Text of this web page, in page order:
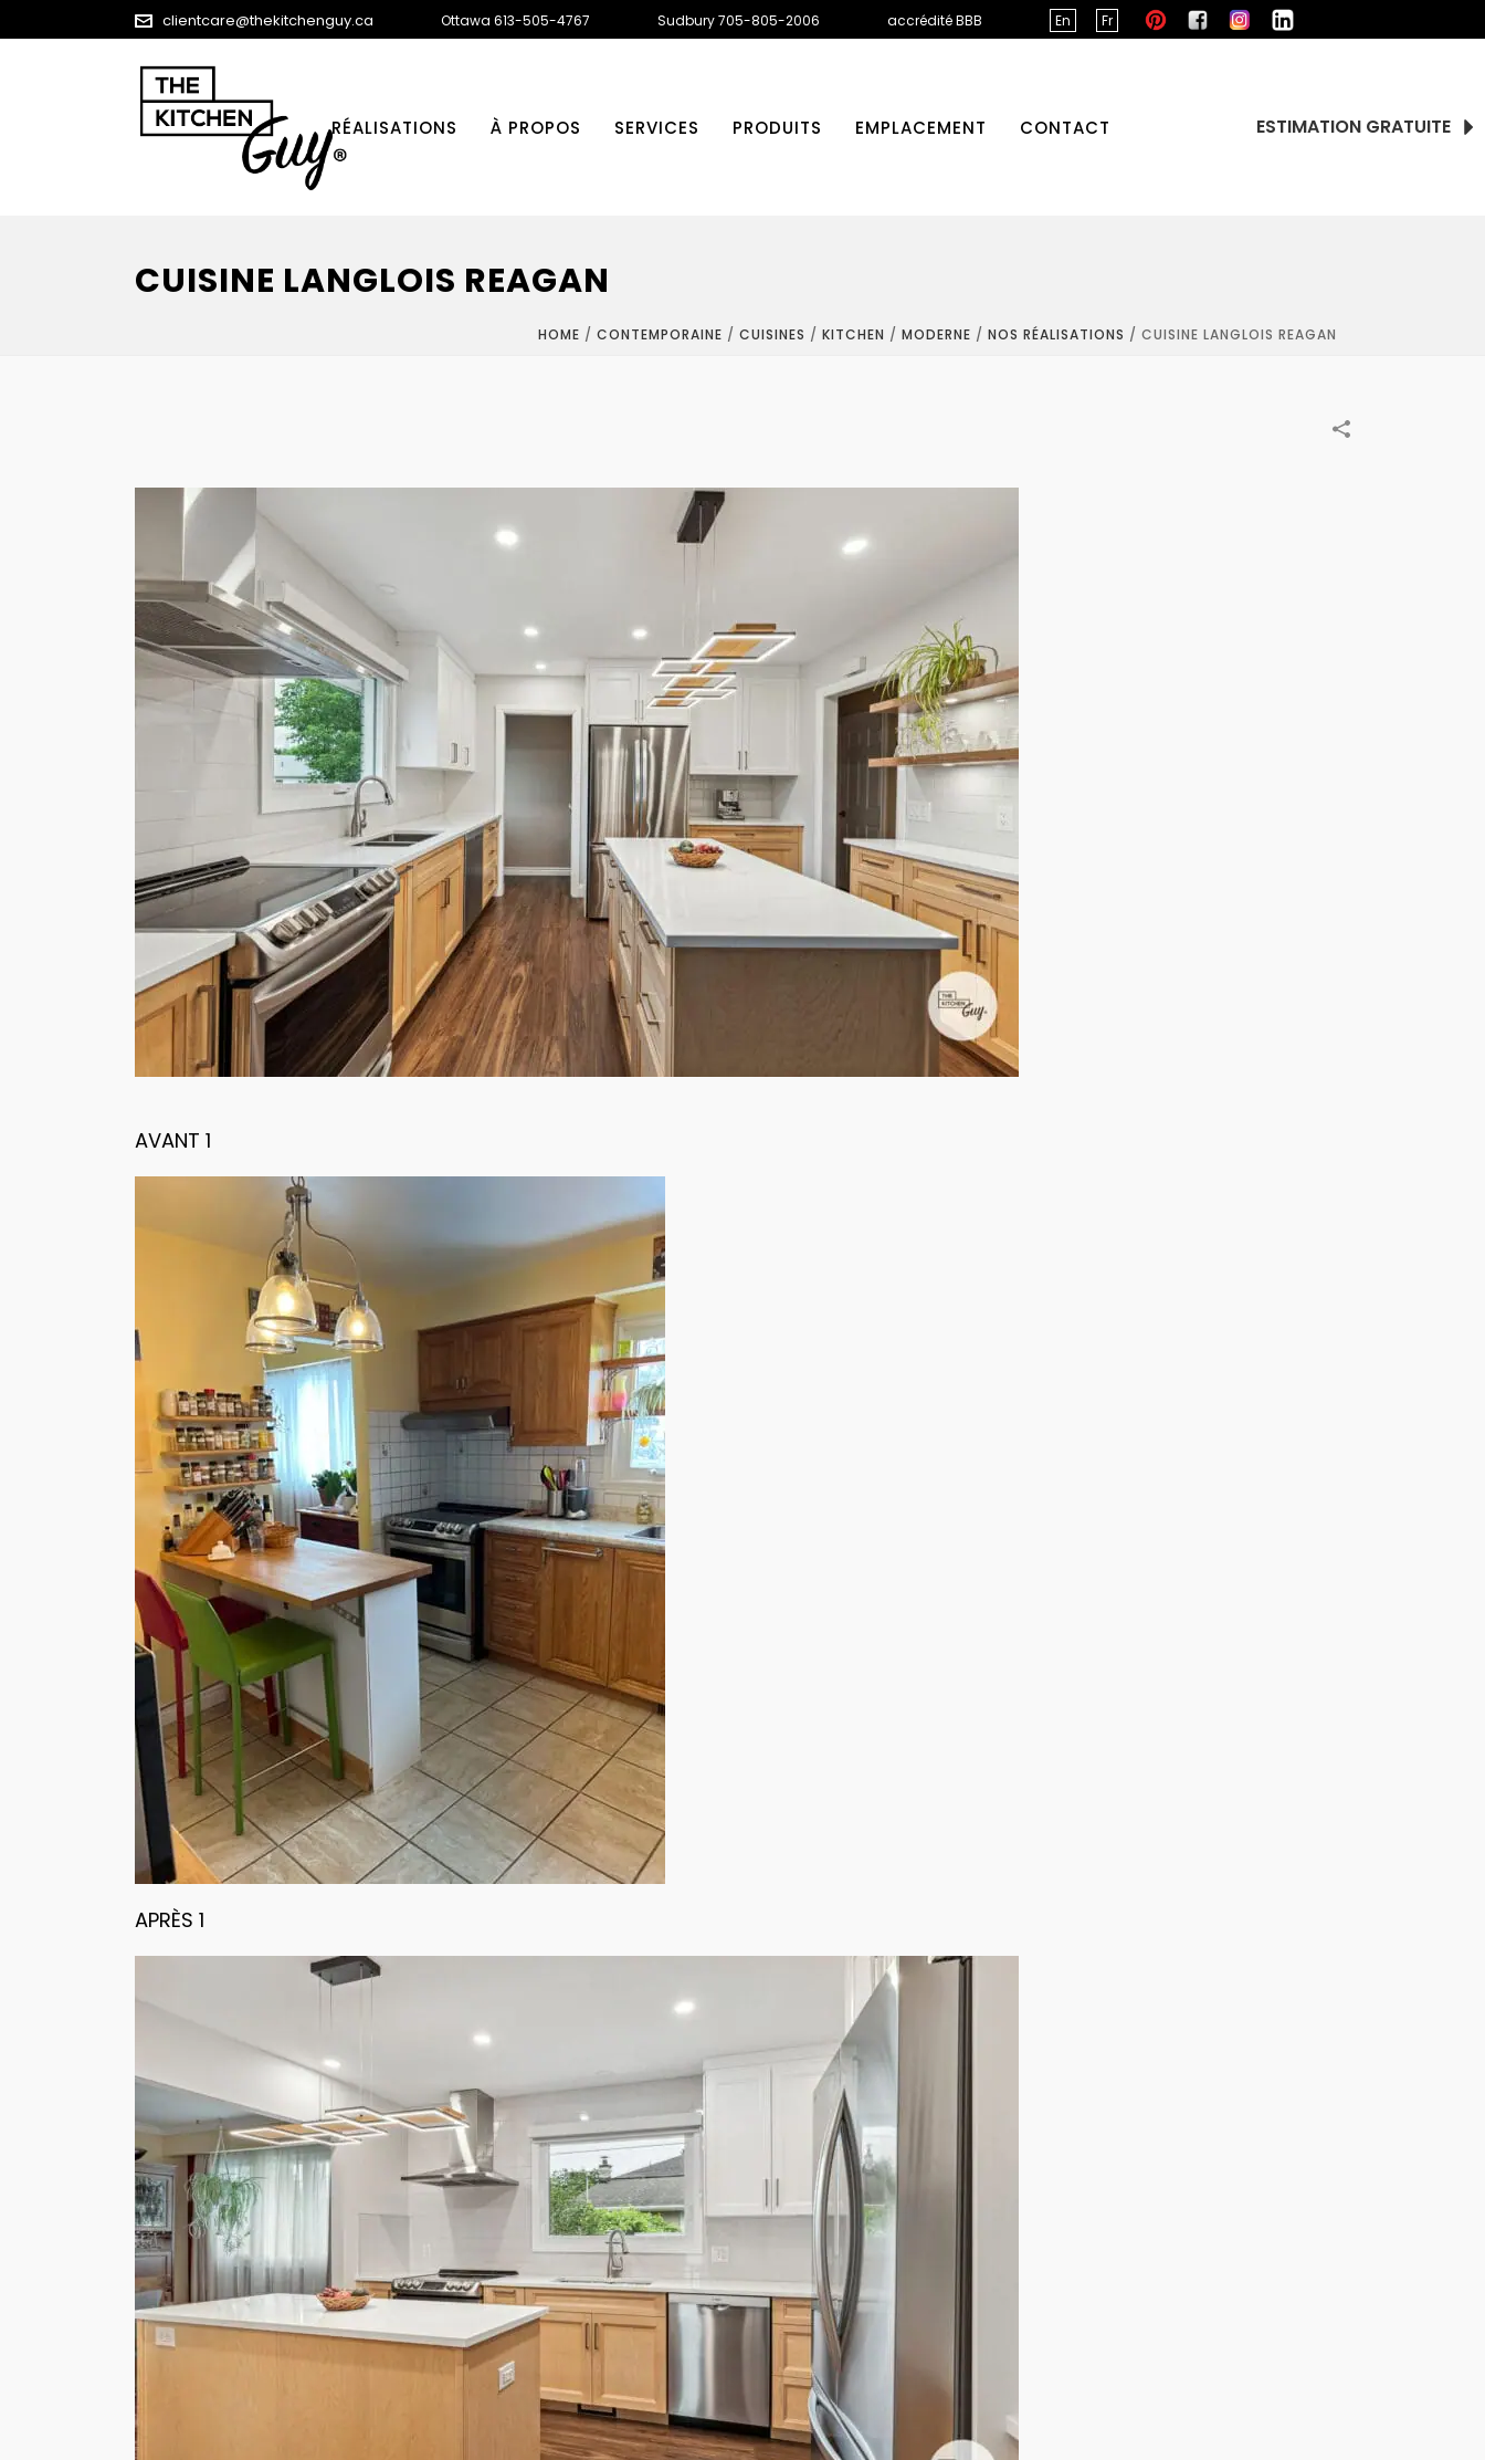
clientcare@thekitchenguy.ca Ottawa 613-505-4767 Sudbury 705-805-2006 accrédité BBB En Fr
RÉALISATIONS À PROPOS SERVICES PRODUITS EMPLACEMENT CONTACT ESTIMATION GRATUITE
CUISINE LANGLOIS REAGAN
HOME / CONTEMPORAINE / CUISINES / KITCHEN / MODERNE / NOS RÉALISATIONS / CUISINE LANGLOIS REAGAN
AVANT 1
APRÈS 1